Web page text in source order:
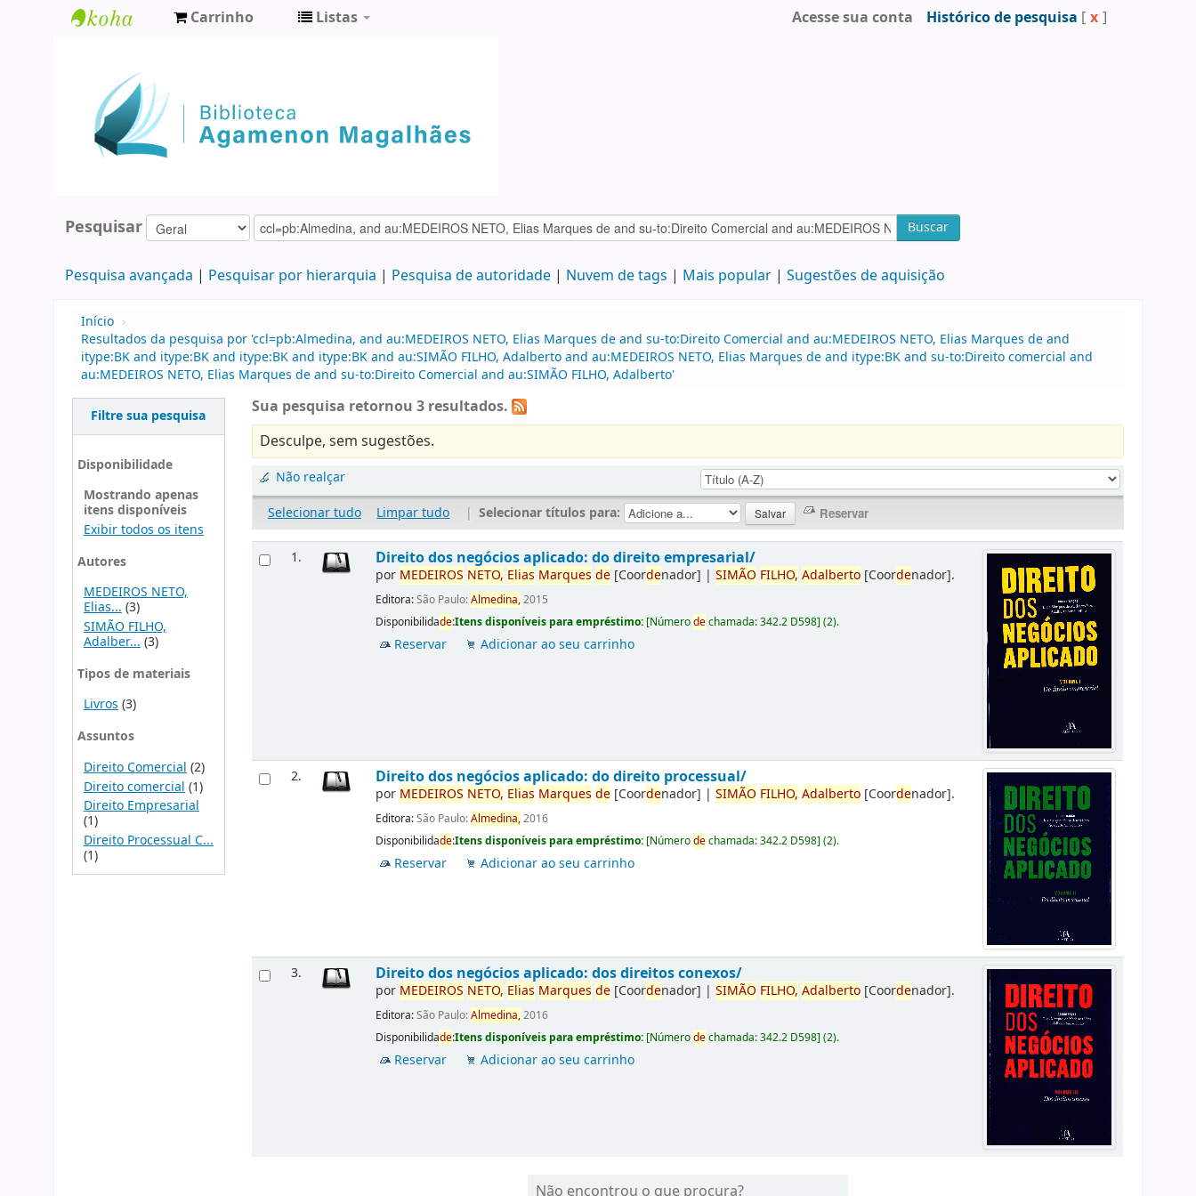
Agamenon
Magalhães
Carrinho Listas Acesse sua conta Histórico de pesquisa [ x ]
Pesquisar Buscar
Pesquisa avançada Pesquisar por hierarquia Pesquisa de autoridade Nuvem de tags Mais popular Sugestões de aquisição
Início ›
Resultados da pesquisa por 'ccl=pb:Almedina, and au:MEDEIROS NETO, Elias Marques de and su-to:Direito Comercial and au:MEDEIROS NETO, Elias Marques de and
itype:BK and itype:BK and itype:BK and itype:BK and au:SIMÃO FILHO, Adalberto and au:MEDEIROS NETO, Elias Marques de and itype:BK and su-to:Direito comercial and
au:MEDEIROS NETO, Elias Marques de and su-to:Direito Comercial and au:SIMÃO FILHO, Adalberto'
Filtre sua pesquisa
Disponibilidade
Mostrando apenas
itens disponíveis
Exibir todos os itens
Autores
MEDEIROS NETO,
Elias...(3)
SIMÃO FILHO,
Adalber... (3)
Tipos de materiais
Livros(3)
Assuntos
Direito Comercial (2)
Direito comercial (1)
Direito Empresarial
(1)
Direito Processual C...
(1)
Sua pesquisa retornou 3 resultados.
Desculpe, sem sugestões.
Não realçar
Selecionar tudo
Limpar tudo | Selecionar títulos para:
1. Direito dos negócios aplicado: do direito empresarial/
por MEDEIROS NETO, Elias Marques de [Coordenador] |SIMÃO FILHO, Adalberto [Coordenador].
Editora:São Paulo:Almedina,2015
Disponibilidade:Itens disponíveis para empréstimo: [Númerodechamada:342.2 D598](2).
Reservar Adicionar ao seu carrinho
2. Direito dos negócios aplicado: do direito processual/
por MEDEIROS NETO, Elias Marques de [Coordenador] |SIMÃO FILHO, Adalberto [Coordenador].
Editora:São Paulo:Almedina,2016
Disponibilidade:Itens disponíveis para empréstimo: [Númerodechamada:342.2 D598](2).
Reservar Adicionar ao seu carrinho
3. Direito dos negócios aplicado: dos direitos conexos/
por MEDEIROS NETO, Elias Marques de [Coordenador] |SIMÃO FILHO, Adalberto [Coordenador].
Editora:São Paulo:Almedina,2016
Disponibilidade:Itens disponíveis para empréstimo: [Númerodechamada:342.2 D598](2).
Reservar Adicionar ao seu carrinho